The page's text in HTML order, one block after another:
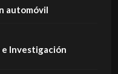
automóvil
Investigación